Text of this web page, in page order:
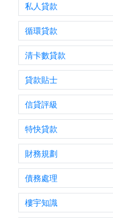
私人貸款
循環貸款
清卡數貸款
貸款貼士
信貸評級
特快貸款
財務規劃
債務處理
樓宇知識